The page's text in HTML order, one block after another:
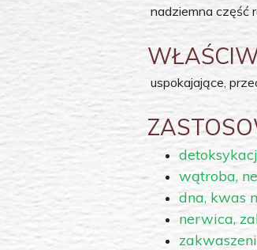
nadziemna część
uspokajające,
wątroba,
dna, kwas
nerwica,